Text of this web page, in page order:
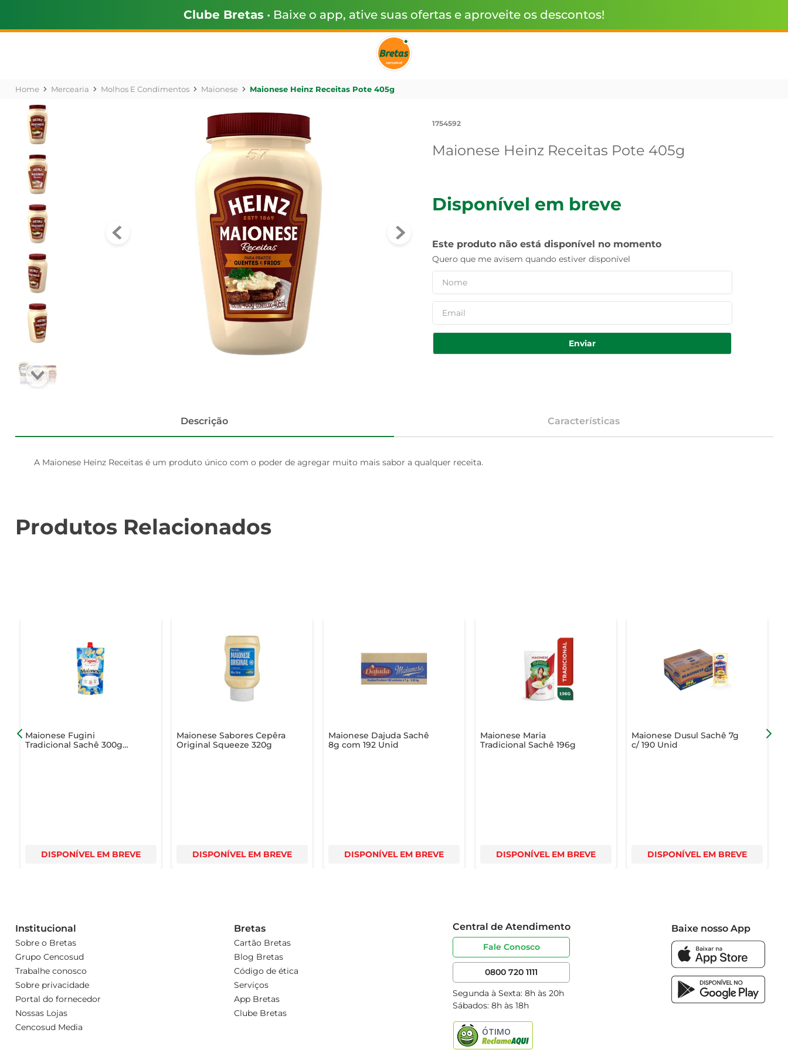
Clube Bretas • Baixe o app, ative suas ofertas e aproveite os descontos!
Mercearia Molhos E Condimentos Maionese Maionese Heinz Receitas Pote 405g
1754592
Maionese Heinz Receitas Pote 405g
Disponível em breve
Este produto não está disponível no momento
Quero que me avisem quando estiver disponível
Enviar
Descrição Características
A Maionese Heinz Receitas é um produto único com o poder de agregar muito mais sabor a qualquer receita.
Produtos Relacionados
Maionese Fugini
Tradicional Sachê 300g
DISPONÍVEL EM BREVE
Maionese Sabores Cepêra
Original Squeeze 320g
DISPONÍVEL EM BREVE
Maionese Dajuda Sachê
8g com 192 Unid
DISPONÍVEL EM BREVE
Maionese Maria
Tradicional Sachê 196g
DISPONÍVEL EM BREVE
Maionese Dusul Sachê 7g
c/ 190 Unid
DISPONÍVEL EM BREVE
Institucional
Sobre o Bretas
Grupo Cencosud
Trabalhe conosco
Sobre privacidade
Portal do fornecedor
Nossas Lojas
Cencosud Media
Bretas
Cartão Bretas
Blog Bretas
Código de ética
Serviços
App Bretas
Clube Bretas
Central de Atendimento
Fale Conosco
0800 720 1111
Segunda à Sexta: 8h às 20h
Sábados: 8h às 18h
Baixe nosso App